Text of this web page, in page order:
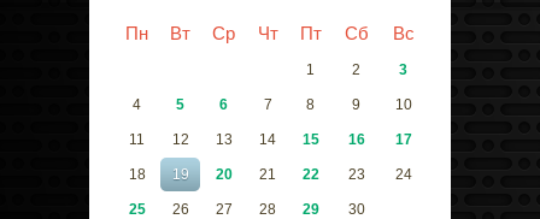
Пн Вт Ср Чт Пт Сб Вс
1 2 3
4 5 6 7 8 9 10
11 12 13 14 15 16 17
18 19 20 21 22 23 24
25 26 27 28 29 30